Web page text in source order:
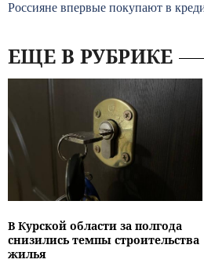
Россияне впервые покупают в
ЕЩЕ В РУБРИКЕ
В Курской области за полгода
снизились темпы строительства
жилья